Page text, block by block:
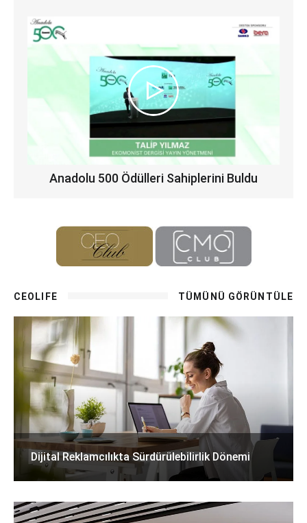
Anadolu 500 Ödülleri Sahiplerini Buldu
CEOLIFE TÜMÜNÜ GÖRÜNTÜLE
Dijital Reklamcılıkta Sürdürülebilirlik Dönemi